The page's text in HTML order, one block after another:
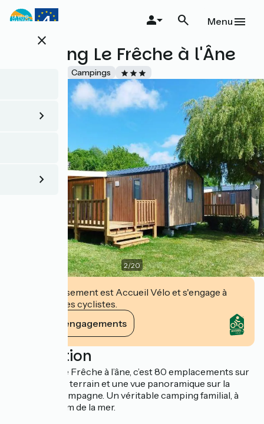
Aller
au
principalclose
Menu
Camping Le Frêche à l'Âne
Campings
2/20
Cet établissement est Accueil Vélo et s'engage à
accueillir des cyclistes.
Voir ses engagements
Description
Le camping le Frêche à l’âne, c’est 80 emplacements sur
2 hectares de terrain et une vue panoramique sur la
vallée et sa campagne. Un véritable camping familial, à
seulement 1km de la mer.